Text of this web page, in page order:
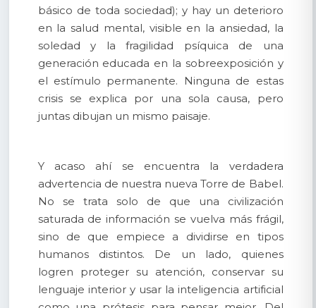
básico de toda sociedad); y hay un deterioro
en la salud mental, visible en la ansiedad, la
soledad y la fragilidad psíquica de una
generación educada en la sobreexposición y
el estímulo permanente. Ninguna de estas
crisis se explica por una sola causa, pero
juntas dibujan un mismo paisaje.
Y acaso ahí se encuentra la verdadera
advertencia de nuestra nueva Torre de Babel.
No se trata solo de que una civilización
saturada de información se vuelva más frágil,
sino de que empiece a dividirse en tipos
humanos distintos. De un lado, quienes
logren proteger su atención, conservar su
lenguaje interior y usar la inteligencia artificial